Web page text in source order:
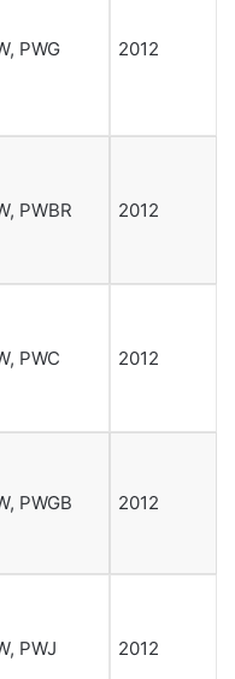
PWG 2012
PWBR 2012
PWC 2012
PWGB 2012
PWJ 2012